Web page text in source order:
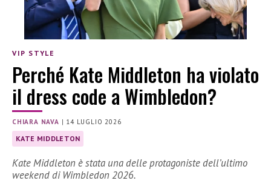
VIP STYLE
Perché Kate Middleton ha violato
il dress code a Wimbledon?
CHIARA NAVA | 14 LUGLIO 2026
KATE MIDDLETON
Kate Middleton è stata una delle protagoniste dell’ultimo
weekend di Wimbledon 2026.